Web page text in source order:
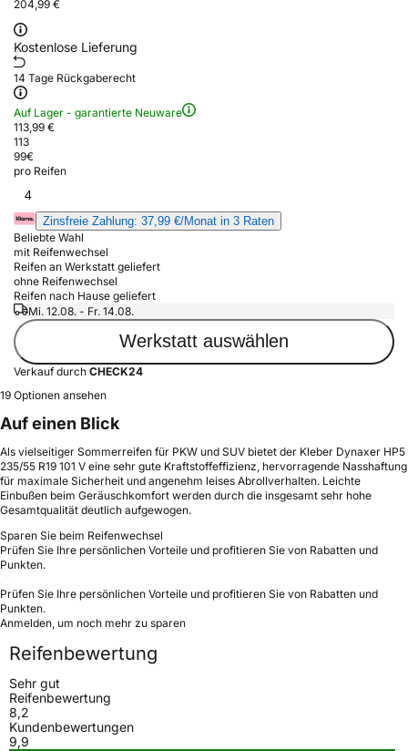
204,99 €
Kostenlose Lieferung
14 Tage Rückgaberecht
Auf Lager - garantierte Neuware
113,99 €
113
99€
pro Reifen
4
Zinsfreie Zahlung: 37,99 €/Monat in 3 Raten
Beliebte Wahl
mit Reifenwechsel
Reifen an Werkstatt geliefert
ohne Reifenwechsel
Reifen nach Hause geliefert
Mi. 12.08. - Fr. 14.08.
Werkstatt auswählen
Verkauf durch CHECK24
19 Optionen ansehen
Auf einen Blick
Als vielseitiger Sommerreifen für PKW und SUV bietet der Kleber Dynaxer HP5
235/55 R19 101 V eine sehr gute Kraftstoffeffizienz, hervorragende Nasshaftung
für maximale Sicherheit und angenehm leises Abrollverhalten. Leichte
Einbußen beim Geräuschkomfort werden durch die insgesamt sehr hohe
Gesamtqualität deutlich aufgewogen.
Sparen Sie beim Reifenwechsel
Prüfen Sie Ihre persönlichen Vorteile und profitieren Sie von Rabatten und
Punkten.
Prüfen Sie Ihre persönlichen Vorteile und profitieren Sie von Rabatten und
Punkten.
Anmelden, um noch mehr zu sparen
Reifenbewertung
Sehr gut
Reifenbewertung
8,2
Kundenbewertungen
9,9